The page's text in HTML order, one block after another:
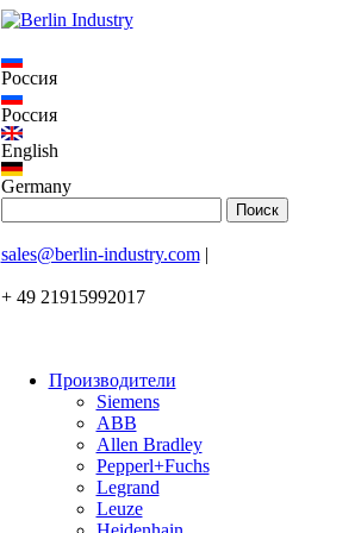
Россия
Россия
English
Germany
sales@berlin-industry.com|
+ 49 21915992017
Производители
Siemens
ABB
Allen Bradley
Pepperl+Fuchs
Legrand
Leuze